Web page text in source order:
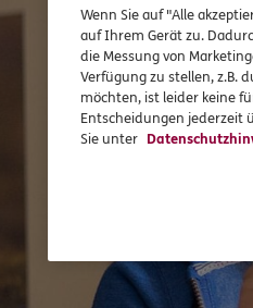
Wenn Sie auf "Alle
auf Ihrem Gerät zu.
die Messung von
Verfügung zu stellen, z.B.
möchten, ist leider keine
Entscheidungen jederzeit
Sie unter